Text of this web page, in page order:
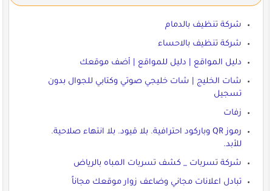
شركة تنظيف بالدمام
شركة تنظيف بالاحساء
دليل المواقع | دليل للمواقع | أضف موقعك
شات الخليج | شات خليجي صوتي وكتابي للجوال بدون
تسجيل
زفات
رموز QR وباركود احترافية. بلا قيود. بلا انتهاء صلاحية.
للأبد.
شركة تسربات _ كشف تسربات المباه بالرياض
تبادل اعلانات مجاني وضاعف زوار موقعك مجاناً